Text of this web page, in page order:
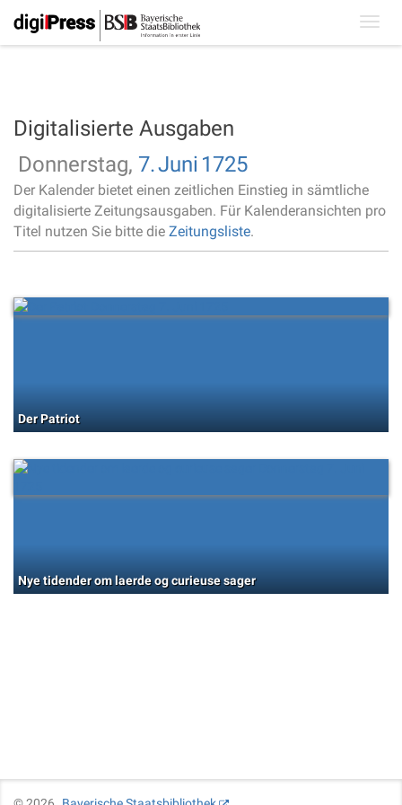
Digitalisierte Ausgaben
Donnerstag, 7.Juni 1725
Der Kalender bietet einen zeitlichen Einstieg in sämtliche
digitalisierte Zeitungsausgaben. Für Kalenderansichten pro
Titel nutzen Sie bitte die Zeitungsliste.
Der Patriot
Nye tidender om laerde og curieuse sager